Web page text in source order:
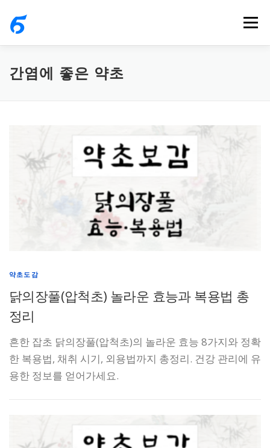
메뉴
간염에 좋은 약초
약초도감
닭의장풀(압척초) 놀라운 효능과 복용법 총
정리
흔한 잡초 닭의장풀(압척초)의 놀라운 효능 8가지와 정확
한 복용법, 채취 시기, 외용법까지 총정리. 건강 관리에 유
용한 정보를 얻어가세요.